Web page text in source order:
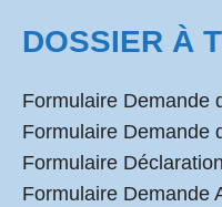
DOSSIER À
Formulaire Demande
Formulaire Demande
Formulaire
Formulaire Demande